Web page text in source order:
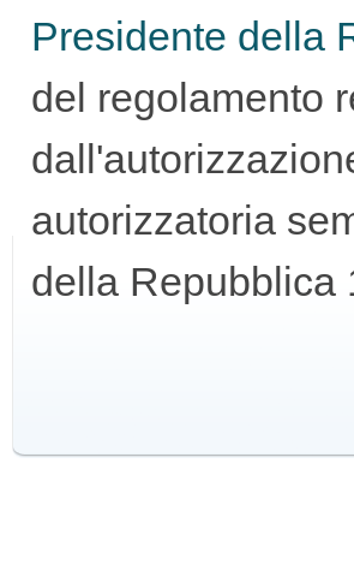
GUIDA
F.A.Q.
Presidente della
del regolamento
autorizzatoria
della Repubblica